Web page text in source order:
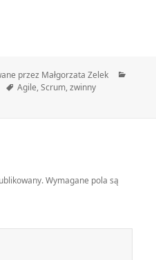
przez Małgorzata Zelek
Tagi
Agile,Scrum,zwinny
Wymagane pola są